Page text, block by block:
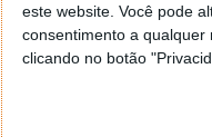
este website. Você pode
consentimento a
clicando no botão
As informações
nuvem, uma área
dados online, para